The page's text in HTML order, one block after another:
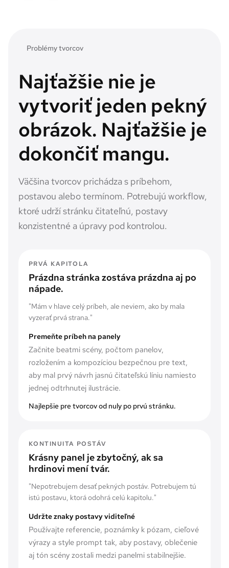
Problémy tvorcov
Najťažšie nie je
vytvoriť jeden pekný
obrázok. Najťažšie je
dokončiť mangu.
Väčšina tvorcov prichádza s príbehom,
postavou alebo termínom. Potrebujú workflow,
ktoré udrží stránku čitateľnú, postavy
konzistentné a úpravy pod kontrolou.
PRVÁ KAPITOLA
Prázdna stránka zostáva prázdna aj po
nápade.
"Mám v hlave celý príbeh, ale neviem, ako by mala
vyzerať prvá strana."
Premeňte príbeh na panely
Začnite beatmi scény, počtom panelov,
rozložením a kompozíciou bezpečnou pre text,
aby mal prvý návrh jasnú čitateľskú líniu namiesto
jednej odtrhnutej ilustrácie.
Najlepšie pre tvorcov od nuly po prvú stránku.
KONTINUITA POSTÁV
Krásny panel je zbytočný, ak sa
hrdinovi mení tvár.
"Nepotrebujem desať pekných postáv. Potrebujem tú
istú postavu, ktorá odohrá celú kapitolu."
Udržte znaky postavy viditeľné
Používajte referencie, poznámky k pózam, cieľové
výrazy a style prompt tak, aby postavy, oblečenie
aj tón scény zostali medzi panelmi stabilnejšie.